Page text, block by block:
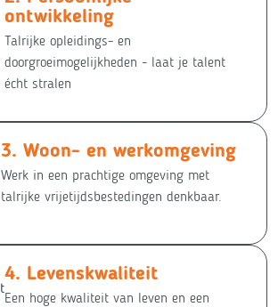
ontwikkeling
Talrijke opleidings- en
doorgroeimogelijkheden - laat je talent
écht stralen
Woon- en werkomgeving
Werk in een prachtige omgeving met
talrijke vrijetijdsbestedingen denkbaar.
Levenskwaliteit
Een hoge kwaliteit van leven en een